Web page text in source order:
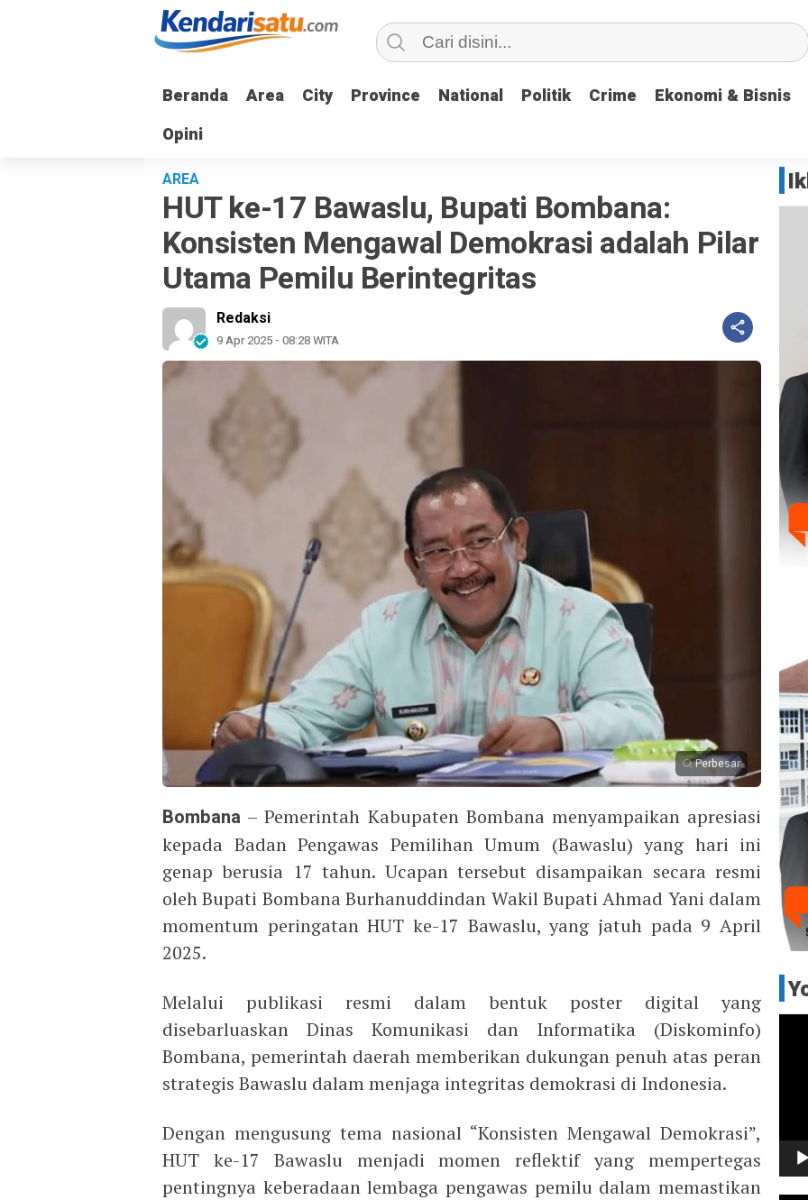
Beranda Area City Province National Politik Crime Ekonomi & Bisnis
Opini
Beranda Area City Province National Politik Crime Ekonomi & Bisnis
Opini
AREA
HUT ke-17 Bawaslu, Bupati Bombana:
Konsisten Mengawal Demokrasi adalah Pilar
Utama Pemilu Berintegritas
Redaksi
9 Apr 2025 - 08:28 WITA
Perbesar
Bombana – Pemerintah Kabupaten Bombana menyampaikan apresiasi
kepada Badan Pengawas Pemilihan Umum (Bawaslu) yang hari ini
genap berusia 17 tahun. Ucapan tersebut disampaikan secara resmi
oleh Bupati Bombana Burhanuddindan Wakil Bupati Ahmad Yani dalam
momentum peringatan HUT ke-17 Bawaslu, yang jatuh pada 9 April
2025.
Melalui publikasi resmi dalam bentuk poster digital yang
disebarluaskan Dinas Komunikasi dan Informatika (Diskominfo)
Bombana, pemerintah daerah memberikan dukungan penuh atas peran
strategis Bawaslu dalam menjaga integritas demokrasi di Indonesia.
Dengan mengusung tema nasional “Konsisten Mengawal Demokrasi”,
HUT ke-17 Bawaslu menjadi momen reflektif yang mempertegas
pentingnya keberadaan lembaga pengawas pemilu dalam memastikan